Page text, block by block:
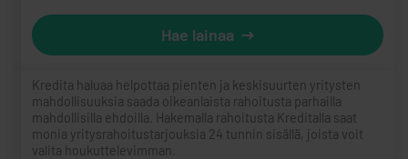
Hae lainaa
Kredita haluaa helpottaa pienten ja keskisuurten yritysten
mahdollisuuksia saada oikeanlaista rahoitusta parhailla
mahdollisilla ehdoilla. Hakemalla rahoitusta Kreditalla saat
monia yritysrahoitustarjouksia 24 tunnin sisällä, joista voit
valita houkuttelevimman.